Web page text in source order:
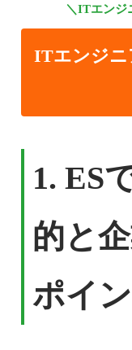
＼ITエンジ
ITエンジニ
1. ES
的と
ポイ